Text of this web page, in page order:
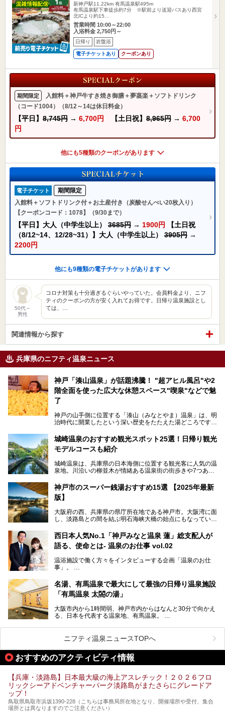
新神戸駅11.22km 有馬温泉駅495m
有馬温泉駅下車徒歩約7分 ※駅前より送迎バスあり西宮
北ICより約15…
営業時間 10:00～22:00
入浴料金 2,750円～
日帰り 岩盤浴
電子チケットあり クーポンあり
期間限定
入館料＋神戸牛すき焼き御膳＋夢蒸楽＋ソフトドリンク
（コード1004）（8/12～14は休日料金）
【平日】 8,745円 → 6,700円 【土日祝】 8,965円 → 6,700
円
他にも5種類のクーポンがあります
電子チケット
期間限定
入館料＋ソフトドリンク付＋お土産付き（炭酸せんべい20枚入り）
【クーポンコード：1078】（9/30まで）
【平日】大人（中学生以上） 3685円 → 1900円
【土日祝
（8/12~14、12/28~31）】大人（中学生以上） 3905円 →
2200円
他にも9種類の電子チケットがあります
50代～
男性
コロナ対策も十分過ぎるぐらいやっていた。会員料金より、ニフ
ティのクーポンの方が安く入れてお得です。日帰り温泉施設とし
ては、…
関連情報から探す
兵庫県のニフティ温泉ニュース
神戸「湊山温泉」が話題沸騰！ "超アヒル風呂"や2
階全面を使った広大な休憩スペース"喫泉"などで魅
了
神戸の山手側に位置する「湊山（みなとやま）温泉」は、明
治時代に開業したという深い歴史をたたえた湯どころです。
っぱいに浮かぶアヒルちゃん。さらに、ゆったりくつろげて
コワーキングも可能な休憩スペースも人気に。斬新な企画や
設備で人々をアッと驚かせる湊山温泉の魅力をリポートしま
城崎温泉のおすすめ観光スポット25選！日帰り観光
モデルコースも紹介
城崎温泉は、兵庫県の日本海側に位置する観光客に人気の温
泉地。川沿いの柳並木が情緒ある温泉街の街歩きや7つある
られています。鉄道の駅から温泉街が近く、歩いて回るのに
ちょうどよい規模で、日帰りでの訪問にもおすすめです。
の観光スポットをピックアップ。温泉やご当地グルメなどを
盛り込んだ日帰り観光モデルコースも紹介しているので、ぜ
神戸市のスーパー銭湯おすすめ15選 【2025年最新
版】
大阪府の西、兵庫県の県庁所在地である神戸市。大阪湾に面
し、淡路島との間を結ぶ明石海峡大橋の始点にもなっていま
華街をはじめ、きらびやかに発展したハーバーランドなど、
人気観光スポットもめじろ押しです。
そして、温泉好きの視点から見ると、神戸市といえば何とい
湯です。そのお湯をリーズナブルに体験できる健康ランドや
スーパー銭湯があったら……。今回はそんな希望に沿う施設
きます！
西日本人気No.1「神戸みなと温泉 蓮」総支配人が
語る、使命とは- 温泉のお仕事 vol.02
温浴施設で働く方々をインタビューする企画「温泉のお仕
事」。
ング西日本1位、2年連続「ベストオブ宿泊賞」に輝いた
「神戸みなと温泉 蓮」の魅力に迫りました！
名湯、有馬温泉で最大にして最強の日帰り温泉施設
「有馬温泉 太閤の湯」
大阪市内から1時間弱、神戸市内からはなんと30分で向かえ
る、日本を代表する温泉地、有馬温泉。
有名な「金泉」と「銀泉」に加え、人工のの炭酸泉まで楽し
める、ある意味「最強」ともいえる施設です。
今回は自慢のお湯をメインにその魅力の数々を紹介します！
ニフティ温泉ニュースTOPへ
おすすめのアクティビティ情報
【兵庫・淡路島】日本最大級の海上アスレチック！２０２６フロ
リックシーアドベンチャーパーク淡路島がまたさらにグレードア
ップ！
鳥取県鳥取市浜坂1390‐228（こちらは事務局所在地となり、開催場所や受付、集合
場所とは異なりますのでご注意ください）